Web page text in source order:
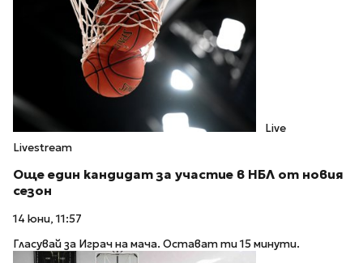
Live
Livestream
Още един кандидат за участие в НБЛ от новия
сезон
14 юни, 11:57
Гласувай за Играч на мача. Остават ти 15 минути.